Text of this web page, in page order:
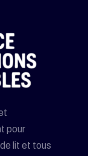
pour
lit et tous